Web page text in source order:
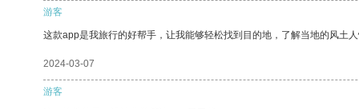
游客
这款app是我旅行的好帮手，让我能够轻松找到目的地，了解当地的风土
2024-03-07
游客